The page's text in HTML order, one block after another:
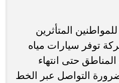
المتأثرين
توفر سيارات مياه
حتى انتهاء
التواصل عبر الخط